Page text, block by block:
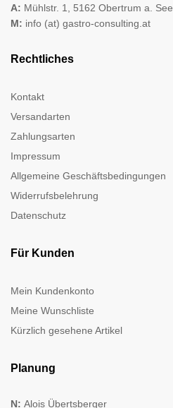
A: Mühlstr. 1, 5162 Obertrum a. See
M: info (at) gastro-consulting.at
Rechtliches
Kontakt
Versandarten
Zahlungsarten
Impressum
Allgemeine Geschäftsbedingungen
Widerrufsbelehrung
Datenschutz
Für Kunden
Mein Kundenkonto
Meine Wunschliste
Kürzlich gesehene Artikel
Planung
N: Alois Übertsberger